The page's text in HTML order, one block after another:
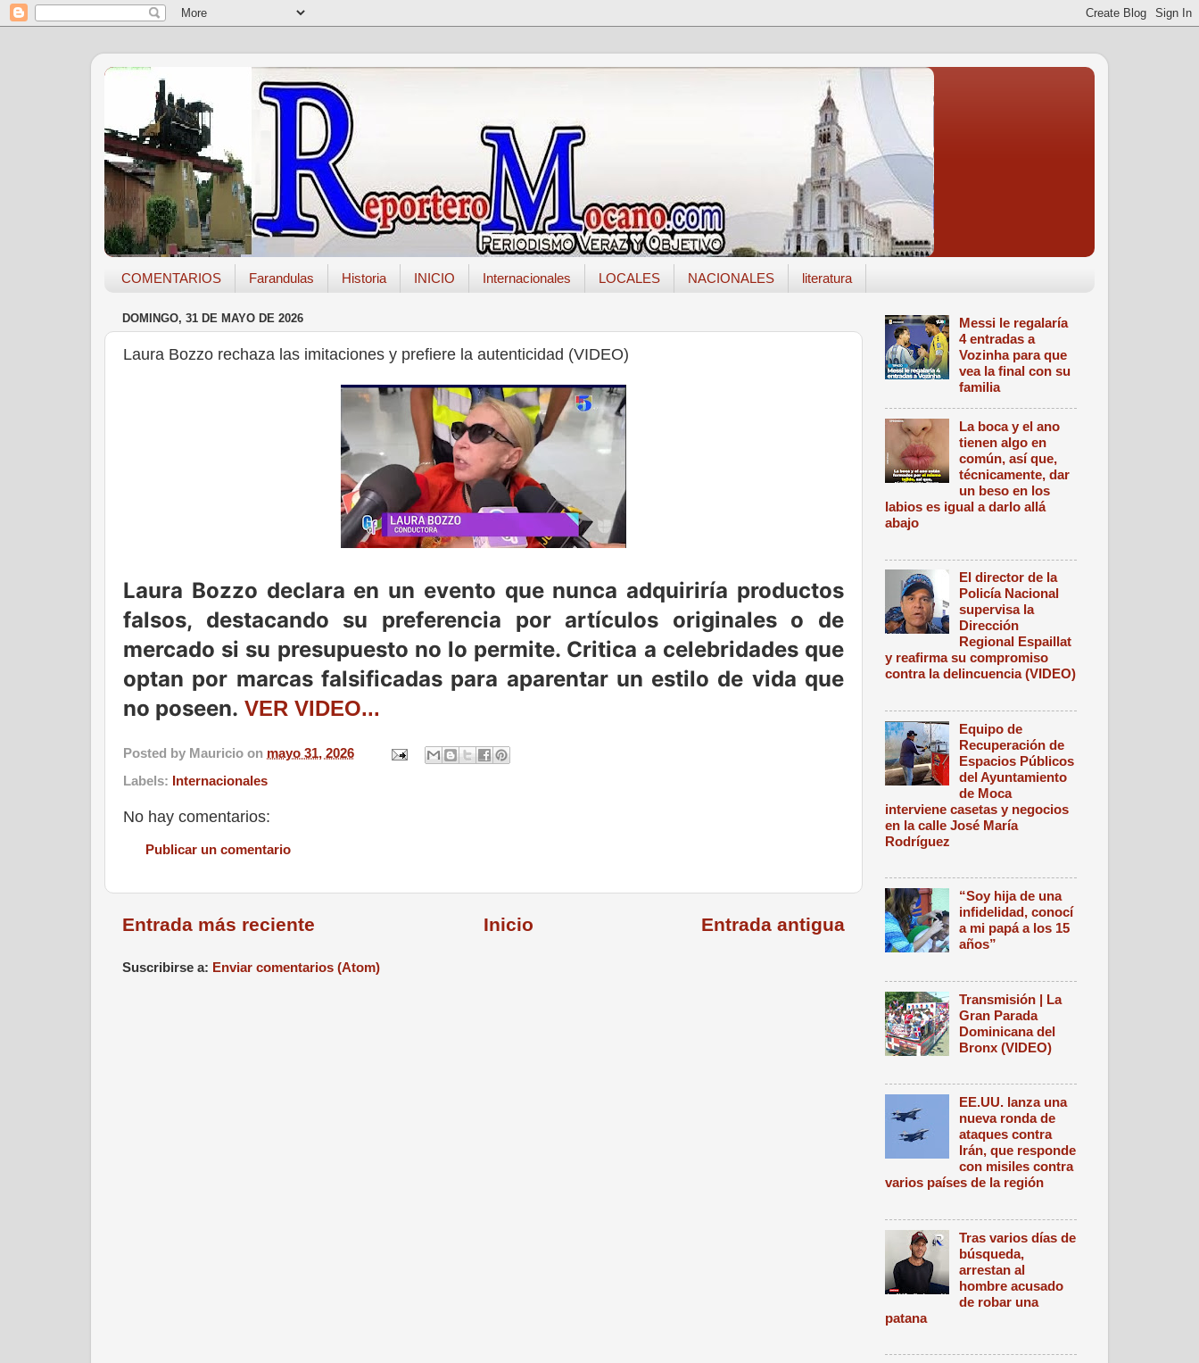
COMENTARIOS Farandulas Historia INICIO Internacionales LOCALES NACIONALES literatura
DOMINGO, 31 DE MAYO DE 2026
Laura Bozzo rechaza las imitaciones y prefiere la autenticidad (VIDEO)
Laura Bozzo declara en un evento que nunca adquiriría productos
falsos, destacando su preferencia por artículos originales o de
mercado si su presupuesto no lo permite. Critica a celebridades que
optan por marcas falsificadas para aparentar un estilo de vida que
no poseen. VER VIDEO...
Posted by Mauricio on mayo 31, 2026
Labels: Internacionales
No hay comentarios:
Publicar un comentario
Entrada más reciente Entrada antigua
Inicio
Suscribirse a: Enviar comentarios (Atom)
Messi le regalaría
4 entradas a
Vozinha para que
vea la final con su
familia
La boca y el ano
tienen algo en
común, así que,
técnicamente, dar
un beso en los
labios es igual a darlo allá
abajo
El director de la
Policía Nacional
supervisa la
Dirección
Regional Espaillat
y reafirma su compromiso
contra la delincuencia (VIDEO)
Equipo de
Recuperación de
Espacios Públicos
del Ayuntamiento
de Moca
interviene casetas y negocios
en la calle José María
Rodríguez
“Soy hija de una
infidelidad, conocí
a mi papá a los 15
años”
Transmisión | La
Gran Parada
Dominicana del
Bronx (VIDEO)
EE.UU. lanza una
nueva ronda de
ataques contra
Irán, que responde
con misiles contra
varios países de la región
Tras varios días de
búsqueda,
arrestan al
hombre acusado
de robar una
patana